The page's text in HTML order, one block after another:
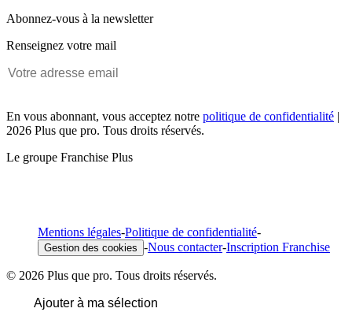
Abonnez-vous à la newsletter
Renseignez votre mail
En vous abonnant, vous acceptez notre politique de confidentialité
2026 Plus que pro. Tous droits réservés.
Le groupe Franchise Plus
Mentions légales-Politique de confidentialité-
Gestion des cookies -Nous contacter-Inscription Franchise
© 2026 Plus que pro. Tous droits réservés.
Ajouter à ma sélection